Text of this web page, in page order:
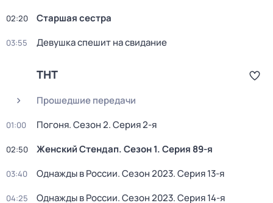
02:20 Старшая сестра
03:55 Девушка спешит на свидание
ТНТ
Прошедшие передачи
01:00 Погоня. Сезон 2. Серия 2-я
02:50 Женский Стендап. Сезон 1. Серия 89-я
03:40 Однажды в России. Сезон 2023. Серия 13-я
04:25 Однажды в России. Сезон 2023. Серия 14-я